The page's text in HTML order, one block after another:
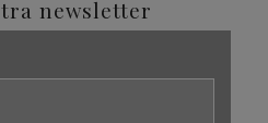
newsletter